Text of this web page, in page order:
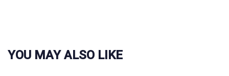
YOU MAY ALSO LIKE